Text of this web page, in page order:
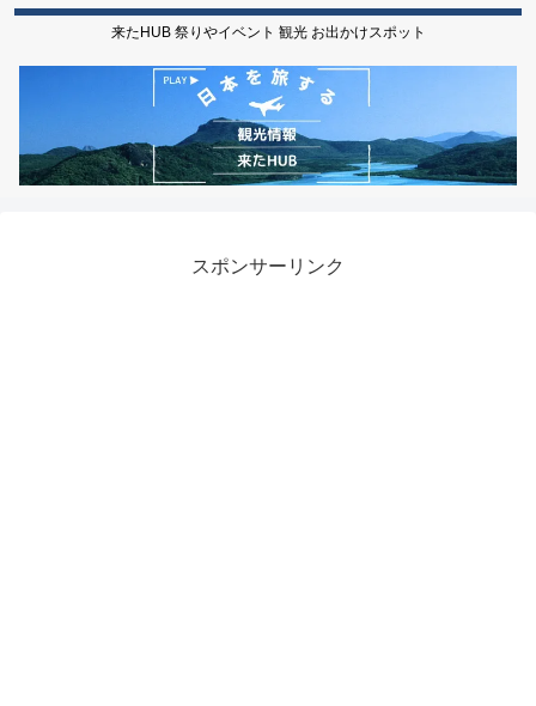
来たHUB 祭りやイベント 観光 お出かけスポット
スポンサーリンク